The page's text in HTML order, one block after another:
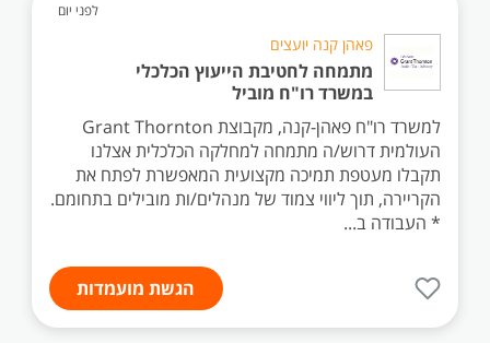
לפני יום
פאהן קנה יועצים
מתמחה לחטיבת הייעוץ הכלכלי
במשרד רו"ח מוביל
למשרד רו"ח פאהן-קנה, מקבוצת Grant Thornton
העולמית דרוש/ה מתמחה למחלקה הכלכלית אצלנו
תקבלו מעטפת תמיכה מקצועית המאפשרת לפתח את
הקריירה, תוך ליווי צמוד של מנהלים/ות מובילים בתחומם.
* העבודה ב...
הגשת מועמדות